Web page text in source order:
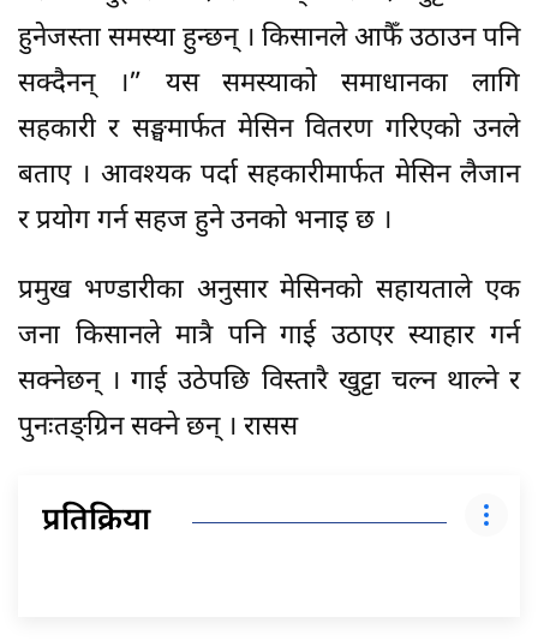
हुनेजस्ता समस्या हुन्छन् । किसानले आफैँ उठाउन पनि
सक्दैनन् ।” यस समस्याको समाधानका लागि
सहकारी र सङ्घमार्फत मेसिन वितरण गरिएको उनले
बताए । आवश्यक पर्दा सहकारीमार्फत मेसिन लैजान
र प्रयोग गर्न सहज हुने उनको भनाइ छ ।
प्रमुख भण्डारीका अनुसार मेसिनको सहायताले एक
जना किसानले मात्रै पनि गाई उठाएर स्याहार गर्न
सक्नेछन् । गाई उठेपछि विस्तारै खुट्टा चल्न थाल्ने र
पुनःतङ्ग्रिन सक्ने छन् । रासस
प्रतिक्रिया